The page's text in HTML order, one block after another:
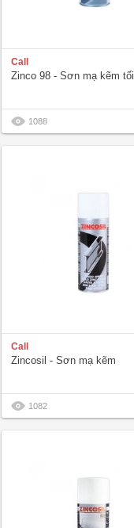
Call
Zinco 98 - Sơn mạ kẽm tối
1088
Call
Zincosil - Sơn mạ kẽm
1082